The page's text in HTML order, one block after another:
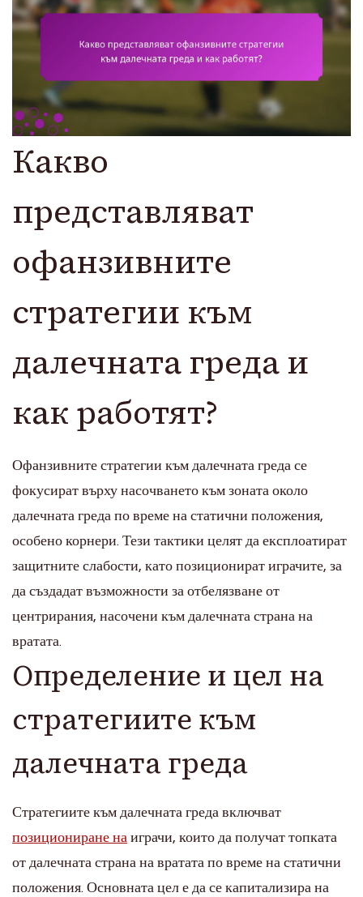
Какво
представляват
офанзивните
стратегии към
далечната греда и
как работят?
Офанзивните стратегии към далечната греда се
фокусират върху насочването към зоната около
далечната греда по време на статични положения,
особено корнери. Тези тактики целят да експлоатират
защитните слабости, като позиционират играчите, за
да създадат възможности за отбелязване от
центрирания, насочени към далечната страна на
вратата.
Определение и цел на
стратегиите към
далечната греда
Стратегиите към далечната греда включват
позициониране на играчи, които да получат топката
от далечната страна на вратата по време на статични
положения. Основната цел е да се капитализира на